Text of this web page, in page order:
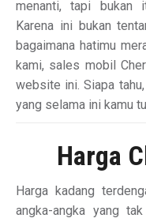
menanti, tapi bukan
Karena ini bukan
bagaimana hatimu
kami, sales mobil
website ini. Siapa
yang selama ini kamu
Harga
Harga kadang
angka-angka yang